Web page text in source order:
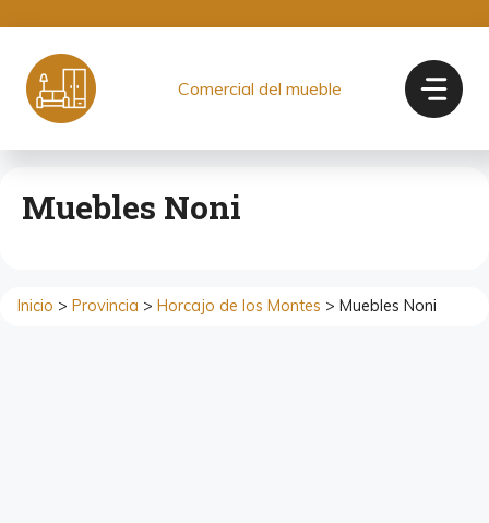
contenido
Comercial del mueble
Muebles Noni
Inicio > Provincia > Horcajo de los Montes > Muebles Noni